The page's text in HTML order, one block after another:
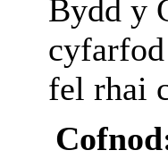
Bydd y
fel rhai